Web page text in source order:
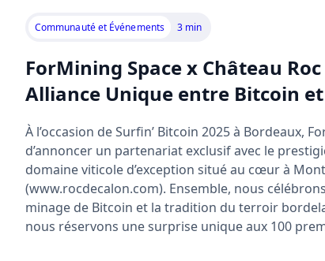
Communauté et Événements 3 min
ForMining Space x Château
Alliance Unique entre Bitcoin
À l’occasion de Surfin’ Bitcoin 2025 à Bordeaux,
d’annoncer un partenariat exclusif avec le
domaine viticole d’exception situé au cœur à
(www.rocdecalon.com). Ensemble, nous
minage de Bitcoin et la tradition du terroir
nous réservons une surprise unique aux 100